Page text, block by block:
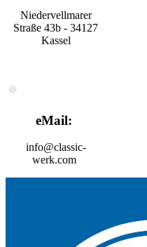
Niedervellmarer
Straße 43b - 34127
Kassel
eMail:
info@classic-
werk.com